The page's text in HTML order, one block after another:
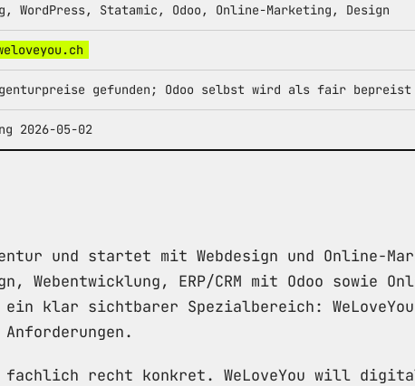
WordPress, Statamic, Odoo, Online-Marketing, Design
gefunden; Odoo selbst wird als fair bepreist
2026-05-02
und startet mit Webdesign und
Webentwicklung, ERP/CRM mit Odoo
ein klar sichtbarer Spezialbereich:
recht konkret. WeLoveYou will